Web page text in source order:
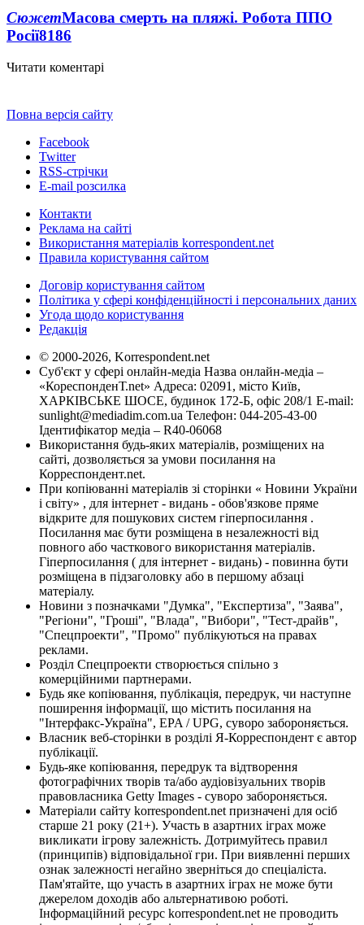
СюжетМасова смерть на пляжі. Робота ППО
Росії8186
Читати коментарі
Повна версія сайту
Facebook
Twitter
RSS-стрічки
E-mail розсилка
Контакти
Реклама на сайті
Використання матеріалів korrespondent.net
Правила користування сайтом
Договір користування сайтом
Політика у сфері конфіденційності і персональних даних
Угода щодо користування
Редакція
© 2000-2026, Korrespondent.net
Суб'єкт у сфері онлайн-медіа Назва онлайн-медіа –
«КореспонденТ.net» Адреса: 02091, місто Київ,
ХАРКІВСЬКЕ ШОСЕ, будинок 172-Б, офіс 208/1 E-mail:
sunlight@mediadim.com.ua Телефон: 044-205-43-00
Ідентифікатор медіа – R40-06068
Використання будь-яких матеріалів, розміщених на
сайті, дозволяється за умови посилання на
Корреспондент.net.
При копіюванні матеріалів зі сторінки « Новини України
і світу» , для інтернет - видань - обов'язкове пряме
відкрите для пошукових систем гіперпосилання .
Посилання має бути розміщена в незалежності від
повного або часткового використання матеріалів.
Гіперпосилання ( для інтернет - видань) - повинна бути
розміщена в підзаголовку або в першому абзаці
матеріалу.
Новини з позначками "Думка", "Експертиза", "Заява",
"Регіони", "Гроші", "Влада", "Вибори", "Тест-драйв",
"Спецпроекти", "Промо" публікуються на правах
реклами.
Розділ Спецпроекти створюється спільно з
комерційними партнерами.
Будь яке копіювання, публікація, передрук, чи наступне
поширення інформації, що містить посилання на
"Інтерфакс-Україна", EPA / UPG, суворо забороняється.
Власник веб-сторінки в розділі Я-Корреспондент є автор
публікації.
Будь-яке копіювання, передрук та відтворення
фотографічних творів та/або аудіовізуальних творів
правовласника Getty Images - суворо забороняється.
Матеріали сайту korrespondent.net призначені для осіб
старше 21 року (21+). Участь в азартних іграх може
викликати ігрову залежність. Дотримуйтесь правил
(принципів) відповідальної гри. При виявленні перших
ознак залежності негайно зверніться до спеціаліста.
Пам'ятайте, що участь в азартних іграх не може бути
джерелом доходів або альтернативою роботі.
Інформаційний ресурс korrespondent.net не проводить